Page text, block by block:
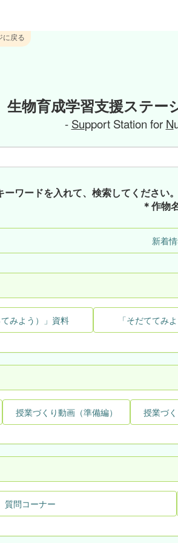
に戻る
生物育成学習支援ステー
- Support Station for N
ーワードを入れて、検索してください
＊作物
新着
みよう）」資料 「そだててみ
授業づくり動画（準備編） 授業づ
質問コーナー